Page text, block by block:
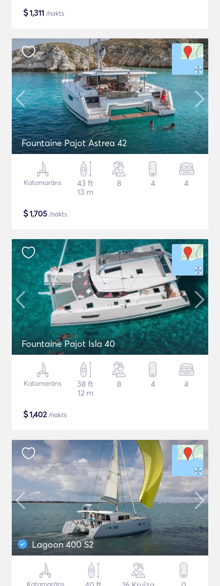
$1,311 /nakts
Fountaine Pajot Astrea 42
Katamarāns
43 ft
13 m
8 4 4
$1,705 /nakts
Fountaine Pajot Isla 40
Katamarāns
38 ft
12 m
8 4 4
$1,402/nakts
Lagoon 400 S2
Katamarāns